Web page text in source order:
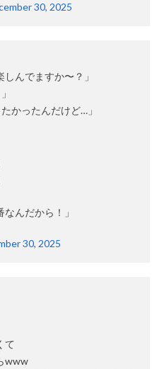
30, 2025
んでますか〜？」
かったんだけど…」
んだから！」
30, 2025
て
www